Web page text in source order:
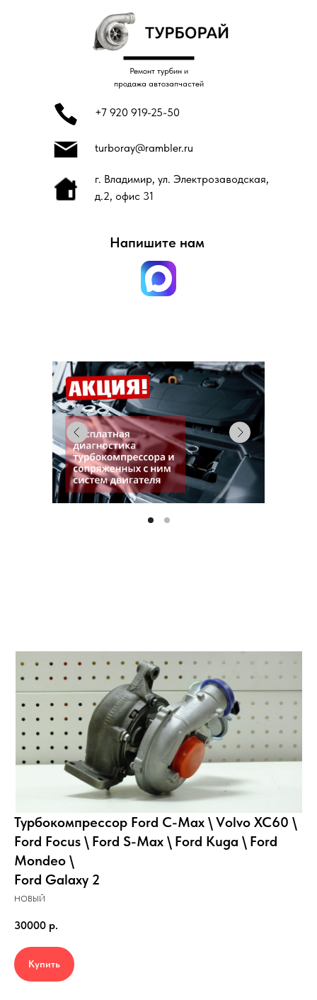
Ремонт турбин и
продажа автозапчастей
+7 920 919-25-50
turboray@rambler.ru
г. Владимир, ул. Электрозаводская,
д.2, офис 31
Напишите нам
Турбокoмпpeссор Fоrd С-Мах \ Vоlvо ХС60 \
Fоrd Fосus \ Fоrd S-Мах \ Fоrd Кugа \ Fоrd
Моndео \
Fоrd Gаlахy 2
НОВЫЙ
30000 р.
Купить